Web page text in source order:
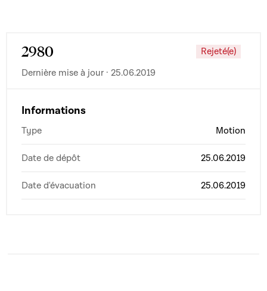
2980
Rejeté(e)
Dernière mise à jour · 25.06.2019
Informations
Type Motion
Date de dépôt 25.06.2019
Date d'évacuation 25.06.2019